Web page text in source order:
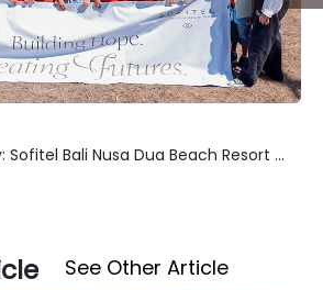
Bali Nusa Dua Beach Resort ...
See Other Article